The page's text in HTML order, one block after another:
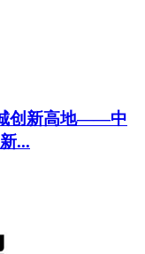
创新高地——中
...